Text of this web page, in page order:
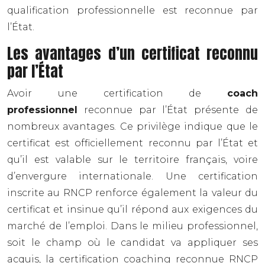
qualification professionnelle est reconnue par
l’État.
Les avantages d’un certificat reconnu
par l’État
Avoir une certification de coach
professionnel reconnue par l’État présente de
nombreux avantages. Ce privilège indique que le
certificat est officiellement reconnu par l’État et
qu’il est valable sur le territoire français, voire
d’envergure internationale. Une certification
inscrite au RNCP renforce également la valeur du
certificat et insinue qu’il répond aux exigences du
marché de l’emploi. Dans le milieu professionnel,
soit le champ où le candidat va appliquer ses
acquis, la certification coaching reconnue RNCP